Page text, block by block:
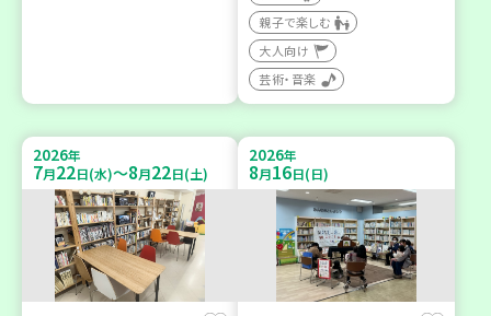
親子で楽しむ
大人向け
芸術・音楽
2026年
7月22日(水)～8月22日(土)
2026年
8月16日(日)